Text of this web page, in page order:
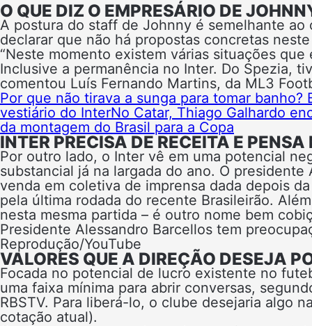
O QUE DIZ O EMPRESÁRIO DE
A postura do staff de Johnny é semelhante
declarar que não há propostas concretas
“Neste momento existem várias situações
Inclusive a permanência no Inter. Do Spezia,
comentou Luís Fernando Martins, da ML3
Por que não tirava a sunga para tomar
vestiário do InterNo Catar, Thiago Galhardo
da montagem do Brasil para a Copa
INTER PRECISA DE RECEITA E
Por outro lado, o Inter vê em uma potencial
substancial já na largada do ano. O
venda em coletiva de imprensa dada depois
pela última rodada do recente Brasileirão.
nesta mesma partida – é outro nome bem
Presidente Alessandro Barcellos tem
Reprodução/YouTube
VALORES QUE A DIREÇÃO DESEJA
Focada no potencial de lucro existente no
uma faixa mínima para abrir conversas,
RBSTV. Para liberá-lo, o clube desejaria algo
cotação atual).